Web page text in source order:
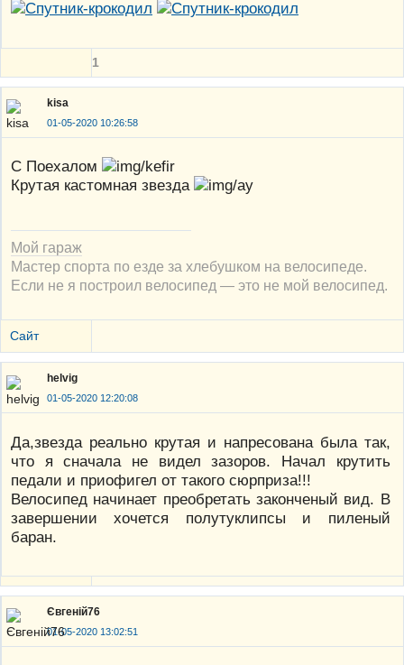
1
kisa
01-05-2020 10:26:58
С Поехалом
Крутая кастомная звезда
Мой гараж
Мастер спорта по езде за хлебушком на велосипеде.
Если не я построил велосипед — это не мой велосипед.
Сайт
helvig
01-05-2020 12:20:08
Да,звезда реально крутая и напресована была так,
что я сначала не видел зазоров. Начал крутить
педали и приофигел от такого сюрприза!!!
Велосипед начинает преобретать законченый вид. В
завершении хочется полутуклипсы и пиленый
баран.
Євгеній76
01-05-2020 13:02:51